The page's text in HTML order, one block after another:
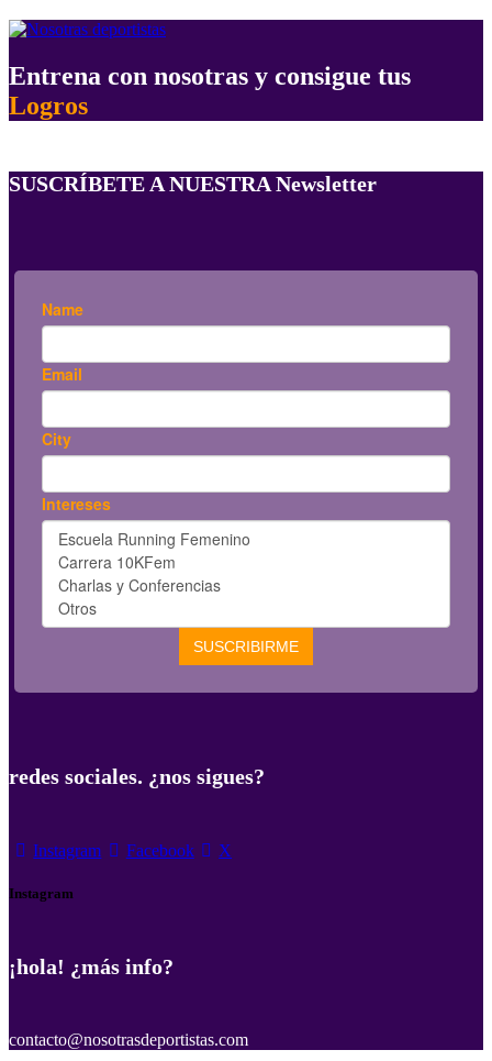
Entrena con nosotras y consigue tus
Logros
SUSCRÍBETE A NUESTRA Newsletter
redes sociales. ¿nos sigues?
Instagram Facebook X
Instagram
¡hola! ¿más info?
contacto@nosotrasdeportistas.com